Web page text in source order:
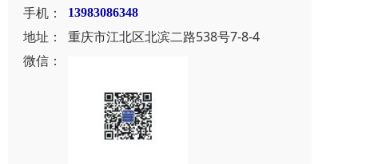
手机：
13983086348
地址：
重庆市江北区北滨二路538号7-8-4
微信：